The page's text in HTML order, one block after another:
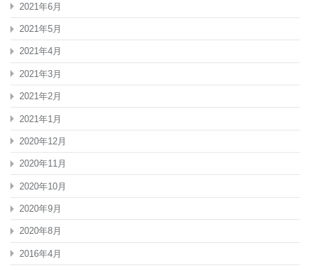
2021年6月
2021年5月
2021年4月
2021年3月
2021年2月
2021年1月
2020年12月
2020年11月
2020年10月
2020年9月
2020年8月
2016年4月